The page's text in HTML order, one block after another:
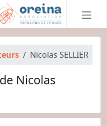
Nicolas SELLIER
Nicolas